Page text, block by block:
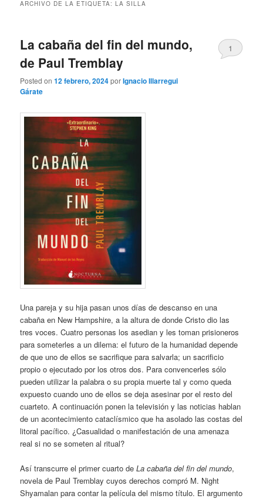
ARCHIVO DE LA ETIQUETA:LA SILLA
La cabaña del fin del mundo,
de Paul Tremblay
Posted on12 febrero, 2024porIgnacio Illarregui
Gárate
1
Una pareja y su hija pasan unos días de descanso en una
cabaña en New Hampshire, a la altura de donde Cristo dio las
tres voces. Cuatro personas los asedian y les toman prisioneros
para someterles a un dilema: el futuro de la humanidad depende
de que uno de ellos se sacrifique para salvarla; un sacrificio
propio o ejecutado por los otros dos. Para convencerles sólo
pueden utilizar la palabra o su propia muerte tal y como queda
expuesto cuando uno de ellos se deja asesinar por el resto del
cuarteto. A continuación ponen la televisión y las noticias hablan
de un acontecimiento cataclísmico que ha asolado las costas del
litoral pacífico. ¿Casualidad o manifestación de una amenaza
real si no se someten al ritual?
Así transcurre el primer cuarto deLa cabaña del fin del mundo,
novela de Paul Tremblay cuyos derechos compró M. Night
Shyamalan para contar la película del mismo título. El argumento